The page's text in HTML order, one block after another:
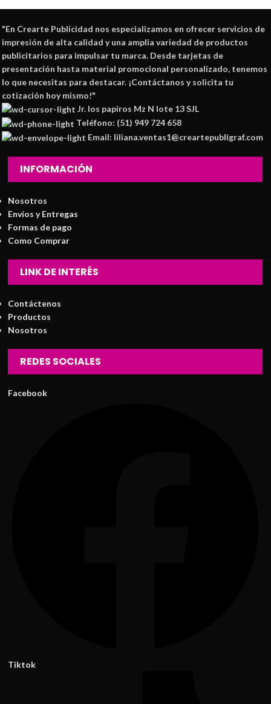
"En Crearte Publicidad nos especializamos en ofrecer servicios de
impresión de alta calidad y una amplia variedad de productos
publicitarios para impulsar tu marca. Desde tarjetas de
presentación hasta material promocional personalizado, tenemos
lo que necesitas para destacar. ¡Contáctanos y solicita tu
cotización hoy mismo!"
Jr. los papiros Mz N lote 13 SJL
Teléfono: (51) 949 724 658
Email: liliana.ventas1@creartepubligraf.com
INFORMACIÓN
Nosotros
Envíos y Entregas
Formas de pago
Como Comprar
LINK DE INTERÉS
Contáctenos
Productos
Nosotros
REDES SOCIALES
Facebook
Tiktok